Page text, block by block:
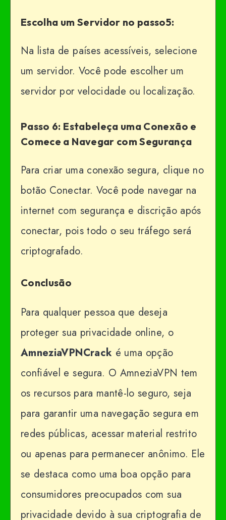
Escolha um Servidor no passo5:
Na lista de países acessíveis, selecione
um servidor. Você pode escolher um
servidor por velocidade ou localização.
Passo 6: Estabeleça uma Conexão e
Comece a Navegar com Segurança
Para criar uma conexão segura, clique no
botão Conectar. Você pode navegar na
internet com segurança e discrição após
conectar, pois todo o seu tráfego será
criptografado.
Conclusão
Para qualquer pessoa que deseja
proteger sua privacidade online, o
AmneziaVPNCrack é uma opção
confiável e segura. O AmneziaVPN tem
os recursos para mantê-lo seguro, seja
para garantir uma navegação segura em
redes públicas, acessar material restrito
ou apenas para permanecer anônimo. Ele
se destaca como uma boa opção para
consumidores preocupados com sua
privacidade devido à sua criptografia de